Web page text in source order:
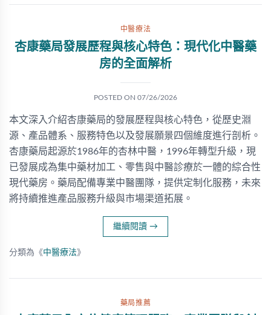
中醫療法
杏康藥局發展歷程與核心特色：現代化中醫藥
房的全面解析
POSTED ON 07/26/2026
本文深入介紹杏康藥局的發展歷程與核心特色，從歷史淵
源、產品體系、服務特色以及發展願景四個維度進行剖析。
杏康藥局起源於1986年的杏林中醫，1996年轉型升級，現
已發展成為集中藥材加工、零售與中醫診療於一體的綜合性
現代藥房。藥局配備專業中醫團隊，提供定制化服務，未來
將持續推進產品服務升級與市場渠道拓展。
繼續閱讀 →
分類為《中醫療法》
藥局推薦